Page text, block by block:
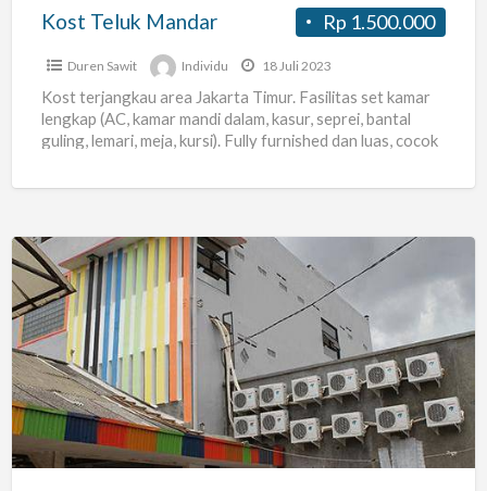
Rp 1.500.000
Kost Teluk Mandar
Duren Sawit Individu 18 Juli 2023
Kost terjangkau area Jakarta Timur. Fasilitas set kamar
lengkap (AC, kamar mandi dalam, kasur, seprei, bantal
guling, lemari, meja, kursi). Fully furnished dan luas, cocok
KOST29
KLENDER
JL
PAHLAWAN
REVOLUSI
PONDOK
BAMBU,KLENDER